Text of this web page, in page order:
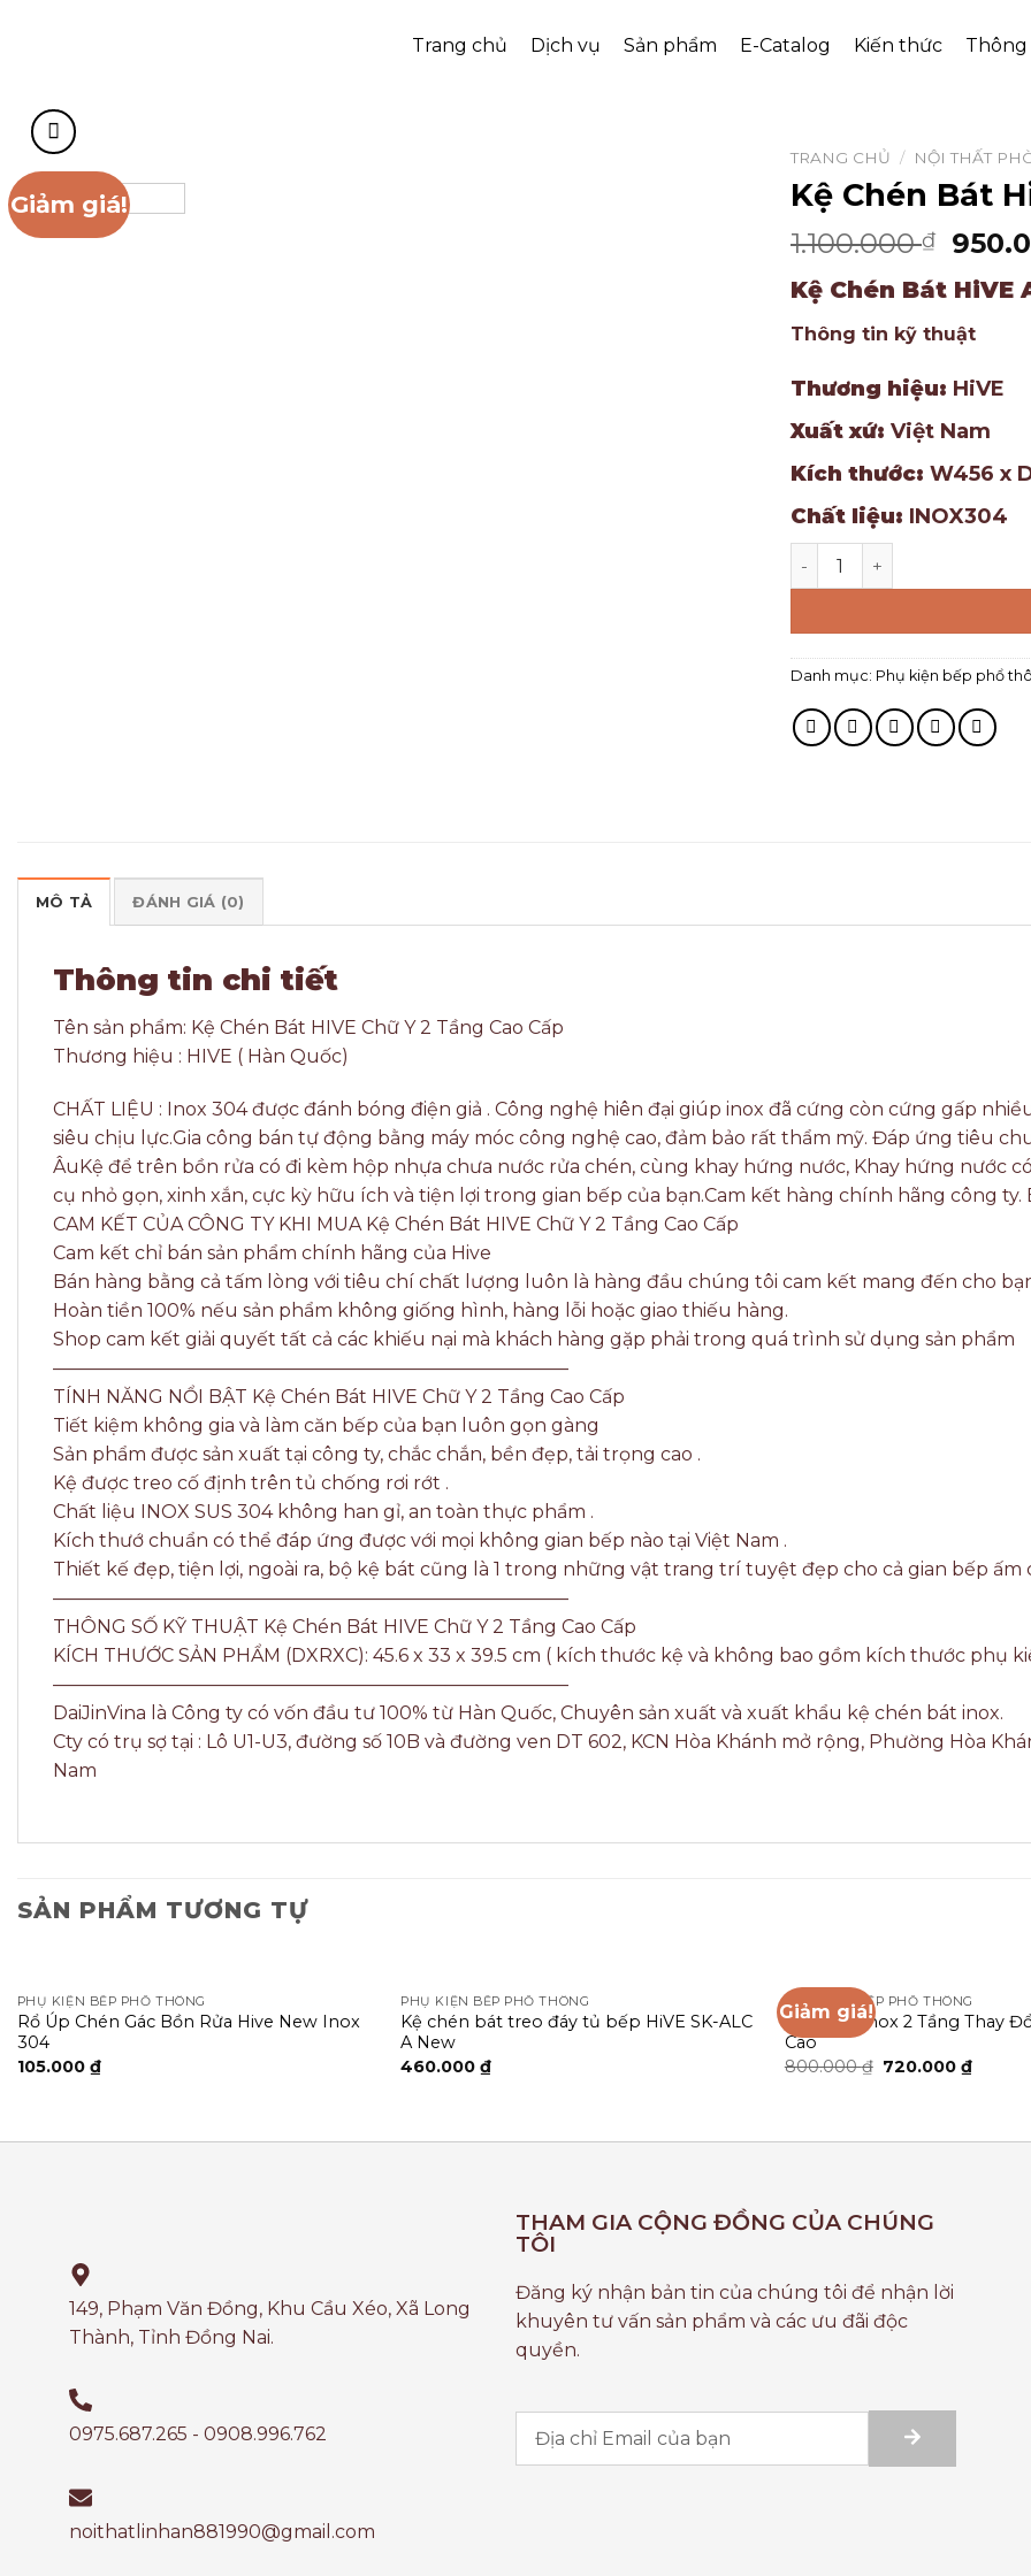
Trang chủ Dịch vụ Sản phẩm E-Catalog Kiến thức Thông
Giảm giá!
TRANG CHỦ / NỘI THẤT
Kệ Chén Bát
1.100.000₫
Kệ Chén Bát HiVE
Thông tin kỹ thuật
Thương hiệu: HiVE
Xuất xứ: Việt Nam
Kích thước: W456 x
Chất liệu: INOX304
Danh mục: Phụ kiện bếp phổ
MÔ TẢ ĐÁNH GIÁ (0)
Thông tin chi tiết
Tên sản phẩm: Kệ Chén Bát HIVE Chữ Y 2 Tầng Cao Cấp
Thương hiệu : HIVE ( Hàn Quốc)
CHẤT LIỆU : Inox 304 được đánh bóng điện giả . Công nghệ hiên đại giúp inox đã cứng còn cứng gấp
siêu chịu lực.Gia công bán tự động bằng máy móc công nghệ cao, đảm bảo rất thẩm mỹ. Đáp ứng tiêu
ÂuKệ để trên bồn rửa có đi kèm hộp nhựa chưa nước rửa chén, cùng khay hứng nước, Khay hứng nước
cụ nhỏ gọn, xinh xắn, cực kỳ hữu ích và tiện lợi trong gian bếp của bạn.Cam kết hàng chính hãng công
CAM KẾT CỦA CÔNG TY KHI MUA Kệ Chén Bát HIVE Chữ Y 2 Tầng Cao Cấp
Cam kết chỉ bán sản phẩm chính hãng của Hive
Bán hàng bằng cả tấm lòng với tiêu chí chất lượng luôn là hàng đầu chúng tôi cam kết mang đến cho
Hoàn tiền 100% nếu sản phẩm không giống hình, hàng lỗi hoặc giao thiếu hàng.
Shop cam kết giải quyết tất cả các khiếu nại mà khách hàng gặp phải trong quá trình sử dụng sản phẩm
————————————————————————————
TÍNH NĂNG NỔI BẬT Kệ Chén Bát HIVE Chữ Y 2 Tầng Cao Cấp
Tiết kiệm không gia và làm căn bếp của bạn luôn gọn gàng
Sản phẩm được sản xuất tại công ty, chắc chắn, bền đẹp, tải trọng cao .
Kệ được treo cố định trên tủ chống rơi rớt .
Chất liệu INOX SUS 304 không han gỉ, an toàn thực phẩm .
Kích thướ chuẩn có thể đáp ứng được với mọi không gian bếp nào tại Việt Nam .
Thiết kế đẹp, tiện lợi, ngoài ra, bộ kệ bát cũng là 1 trong những vật trang trí tuyệt đẹp cho cả gian bếp ấm
————————————————————————————
THÔNG SỐ KỸ THUẬT Kệ Chén Bát HIVE Chữ Y 2 Tầng Cao Cấp
KÍCH THƯỚC SẢN PHẨM (DXRXC): 45.6 x 33 x 39.5 cm ( kích thước kệ và không bao gồm kích thước phụ
————————————————————————————
DaiJinVina là Công ty có vốn đầu tư 100% từ Hàn Quốc, Chuyên sản xuất và xuất khẩu kệ chén bát inox.
Cty có trụ sợ tại : Lô U1-U3, đường số 10B và đường ven DT 602, KCN Hòa Khánh mở rộng, Phường Hòa
Nam
SẢN PHẨM TƯƠNG TỰ
PHỤ KIỆN BẾP PHỔ THÔNG
Rổ Úp Chén Gác Bồn Rửa Hive New Inox
304
105.000 ₫
PHỤ KIỆN BẾP PHỔ THÔNG
Kệ chén bát treo đáy tủ bếp HiVE SK-ALC
A New
460.000₫
Giảm giá!
PHỤ KIỆN BẾP PHỔ THÔNG
Kệ Chén Inox 2 Tầng Thay
Cao
800.000₫ 720.000₫
149, Phạm Văn Đồng, Khu Cầu Xéo, Xã Long
Thành, Tỉnh Đồng Nai.
0975.687.265 - 0908.996.762
noithatlinhan881990@gmail.com
THAM GIA CỘNG ĐỒNG CỦA CHÚNG
TÔI
Đăng ký nhận bản tin của chúng tôi để nhận lời
khuyên tư vấn sản phẩm và các ưu đãi độc
quyền.